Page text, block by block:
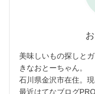
美味しいもの探しと
きなおとーちゃん。
石川県金沢市在住。
最近はてなブログ